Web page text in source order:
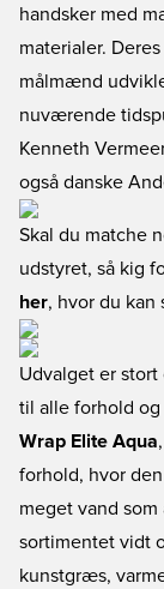
handsker med
materialer.
målmænd
nuværende
Kenneth
også danske
Skal du matche
udstyret, så kig
her, hvor du kan
Udvalget er stort
til alle forhold og
Wrap Elite Aqua
forhold, hvor
meget vand
sortimentet vidt
kunstgræs,